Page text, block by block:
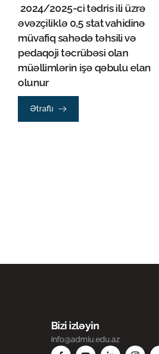
2024/2025-ci tədris ili üzrə
əvəzçiliklə 0,5 stat vahidinə
müvafiq sahədə təhsili və
pedaqoji təcrübəsi olan
müəllimlərin işə qəbulu elan
olunur
Ətraflı
Bizi izləyin
info@admiu.edu.az